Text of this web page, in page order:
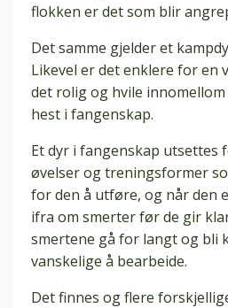
flokken er det som blir
Det samme gjelder et
Likevel er det enklere for en
det rolig og hvile
hest i fangenskap.
Et dyr i fangenskap
øvelser og treningsformer
for den å utføre, og når den
ifra om smerter før de gir
smertene gå for langt og bli
vanskelige å bearbeide.
Det finnes og flere